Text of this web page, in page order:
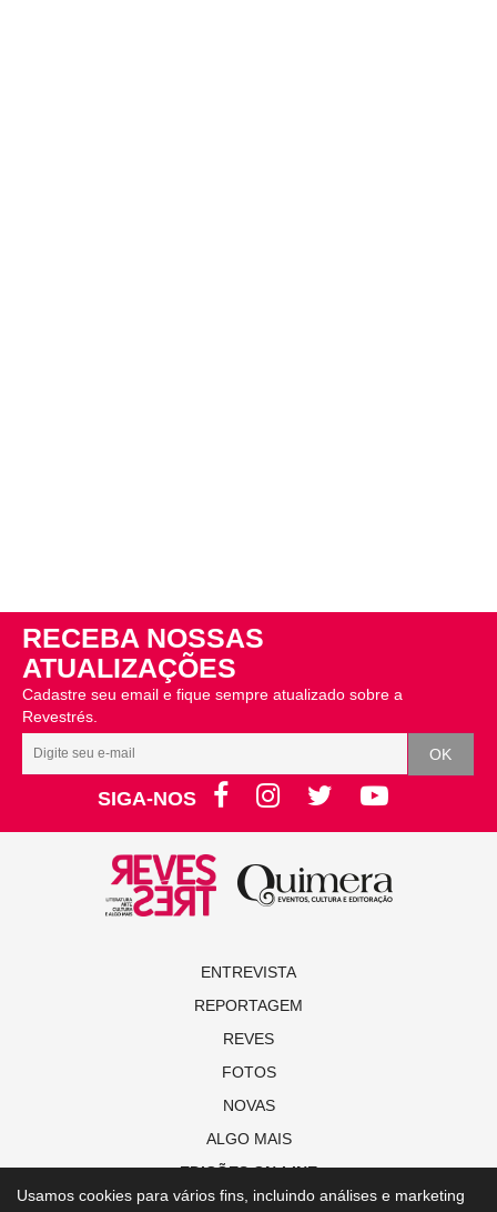
RECEBA NOSSAS
ATUALIZAÇÕES
Cadastre seu email e fique sempre atualizado sobre a
Revestrés.
SIGA-NOS
ENTREVISTA
REPORTAGEM
REVES
FOTOS
NOVAS
ALGO MAIS
EDIÇÕES ON-LINE
Usamos cookies para vários fins, incluindo análises e marketing